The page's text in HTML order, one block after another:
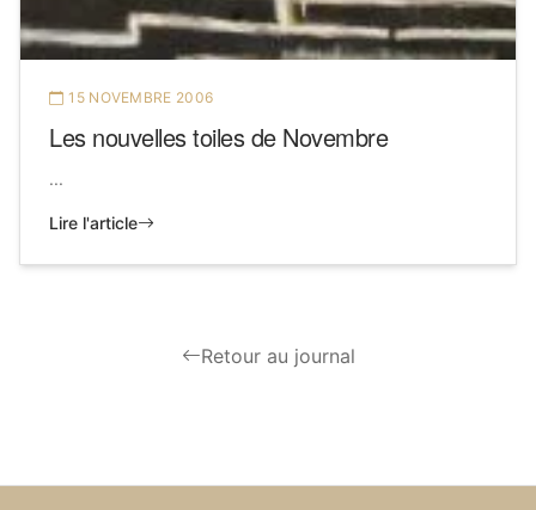
15 NOVEMBRE 2006
Les nouvelles toiles de Novembre
...
Lire l'article
Retour au journal